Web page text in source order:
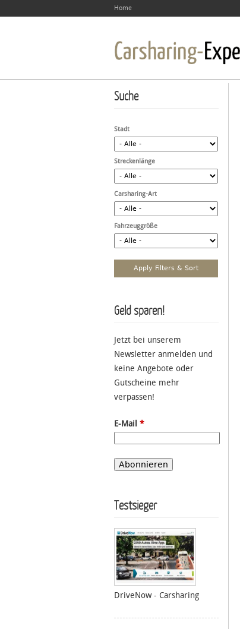
Home
Suche
Stadt
Streckenlänge
Carsharing-Art
Fahrzeuggröße
Geld sparen!
Jetzt bei unserem
Newsletter anmelden und
keine Angebote oder
Gutscheine mehr
verpassen!
E-Mail *
Testsieger
DriveNow - Carsharing